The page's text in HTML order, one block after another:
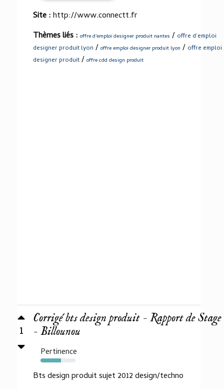
Site :http://www.connectt.fr
Thèmes liés : offre d'emploi designer produit nantes / offre d'emploi
designer produit lyon / offre emploi designer produit lyon / offre emploi
designer produit / offre cdd design produit
1
Corrigé bts design produit - Rapport de Stage
- Billounou
Pertinence
59%
Bts design produit sujet 2012 design/techno